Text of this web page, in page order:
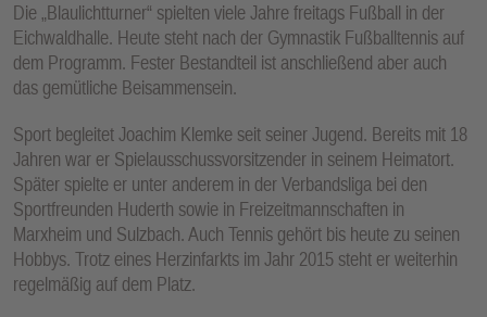
Die „Blaulichtturner“ spielten viele Jahre freitags Fußball in der
Eichwaldhalle. Heute steht nach der Gymnastik Fußballtennis auf
dem Programm. Fester Bestandteil ist anschließend aber auch
das gemütliche Beisammensein.
Sport begleitet Joachim Klemke seit seiner Jugend. Bereits mit 18
Jahren war er Spielausschussvorsitzender in seinem Heimatort.
Später spielte er unter anderem in der Verbandsliga bei den
Sportfreunden Huderth sowie in Freizeitmannschaften in
Marxheim und Sulzbach. Auch Tennis gehört bis heute zu seinen
Hobbys. Trotz eines Herzinfarkts im Jahr 2015 steht er weiterhin
regelmäßig auf dem Platz.